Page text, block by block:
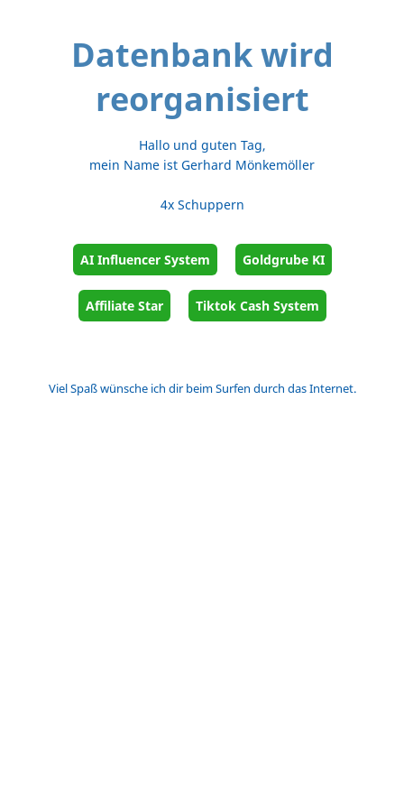
Datenbank wird
reorganisiert
Hallo und guten Tag,
mein Name ist Gerhard Mönkemöller
4x Schuppern
AI Influencer System Goldgrube KI
Affiliate Star Tiktok Cash System
Viel Spaß wünsche ich dir beim Surfen durch das Internet.